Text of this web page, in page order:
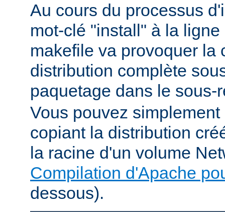
Au cours du processus
mot-clé "install" à la
makefile va provoquer la
distribution complète
paquetage dans le
Vous pouvez
copiant la distribution
la racine d'un volume
Compilation d'Apache
dessous).